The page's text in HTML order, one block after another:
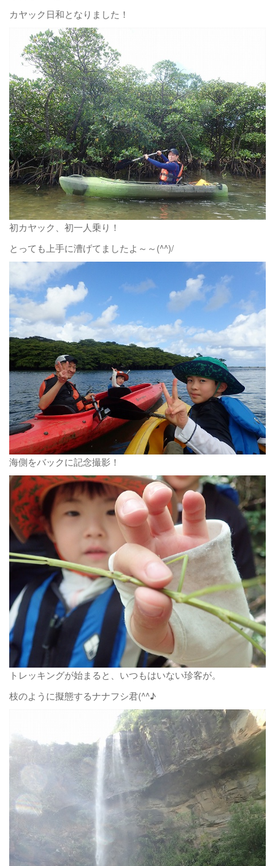
カヤック日和となりました！
初カヤック、初一人乗り！
とっても上手に漕げてましたよ～～(^^)/
海側をバックに記念撮影！
トレッキングが始まると、いつもはいない珍客が。
枝のように擬態するナナフシ君(^^♪